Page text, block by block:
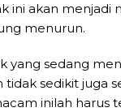
ini akan menjadi
menurun.
yang sedang
sedikit juga
inilah harus